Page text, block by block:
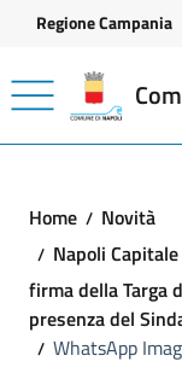
Vai ai contenuti
Vai al footer
Regione Campania
Home
Novità
Napoli
firma della Targa
presenza del
WhatsApp